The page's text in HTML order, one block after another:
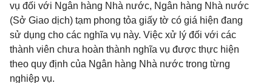
vụ đối với Ngân hàng Nhà nước, Ngân hàng Nhà nước
(Sở Giao dịch) tạm phong tỏa giấy tờ có giá hiện đang
sử dụng cho các nghĩa vụ này. Việc xử lý đối với các
thành viên chưa hoàn thành nghĩa vụ được thực hiện
theo quy định của Ngân hàng Nhà nước trong từng
nghiệp vụ.